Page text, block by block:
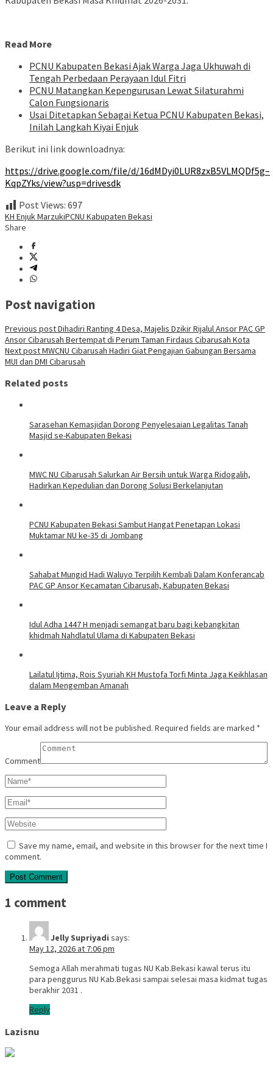
Read More
PCNU Kabupaten Bekasi Ajak Warga Jaga Ukhuwah di
Tengah Perbedaan Perayaan Idul Fitri
PCNU Matangkan Kepengurusan Lewat Silaturahmi
Calon Fungsionaris
Usai Ditetapkan Sebagai Ketua PCNU Kabupaten Bekasi,
Inilah Langkah Kiyai Enjuk
Berikut ini link downloadnya:
https://drive.google.com/file/d/16dMDyi0LUR8zxB5VLMQDf5g–
KqpZYks/view?usp=drivesdk
Post Views: 697
KH Enjuk MarzukiPCNU Kabupaten Bekasi
Share
Post navigation
Previous postDihadiri Ranting 4 Desa, Majelis Dzikir Rijalul Ansor PAC GP
Ansor Cibarusah Bertempat di Perum Taman Firdaus Cibarusah Kota
Next postMWCNU Cibarusah Hadiri Giat Pengajian Gabungan Bersama
MUI dan DMI Cibarusah
Related posts
Sarasehan Kemasjidan Dorong Penyelesaian Legalitas Tanah
Masjid se-Kabupaten Bekasi
MWC NU Cibarusah Salurkan Air Bersih untuk Warga Ridogalih,
Hadirkan Kepedulian dan Dorong Solusi Berkelanjutan
PCNU Kabupaten Bekasi Sambut Hangat Penetapan Lokasi
Muktamar NU ke-35 di Jombang
Sahabat Mungid Hadi Waluyo Terpilih Kembali Dalam Konferancab
PAC GP Ansor Kecamatan Cibarusah, Kabupaten Bekasi
Idul Adha 1447 H menjadi semangat baru bagi kebangkitan
khidmah Nahdlatul Ulama di Kabupaten Bekasi
Lailatul Ijtima, Rois Syuriah KH Mustofa Torfi Minta Jaga Keikhlasan
dalam Mengemban Amanah
Leave a Reply
Your email address will not be published. Required fields are marked *
Comment
Save my name, email, and website in this browser for the next time I
comment.
1 comment
Jelly Supriyadi says:
May 12, 2026 at 7:06 pm
Semoga Allah merahmati tugas NU Kab.Bekasi kawal terus itu
para penggurus NU Kab.Bekasi sampai selesai masa kidmat tugas
berakhir 2031 .
Reply
Lazisnu